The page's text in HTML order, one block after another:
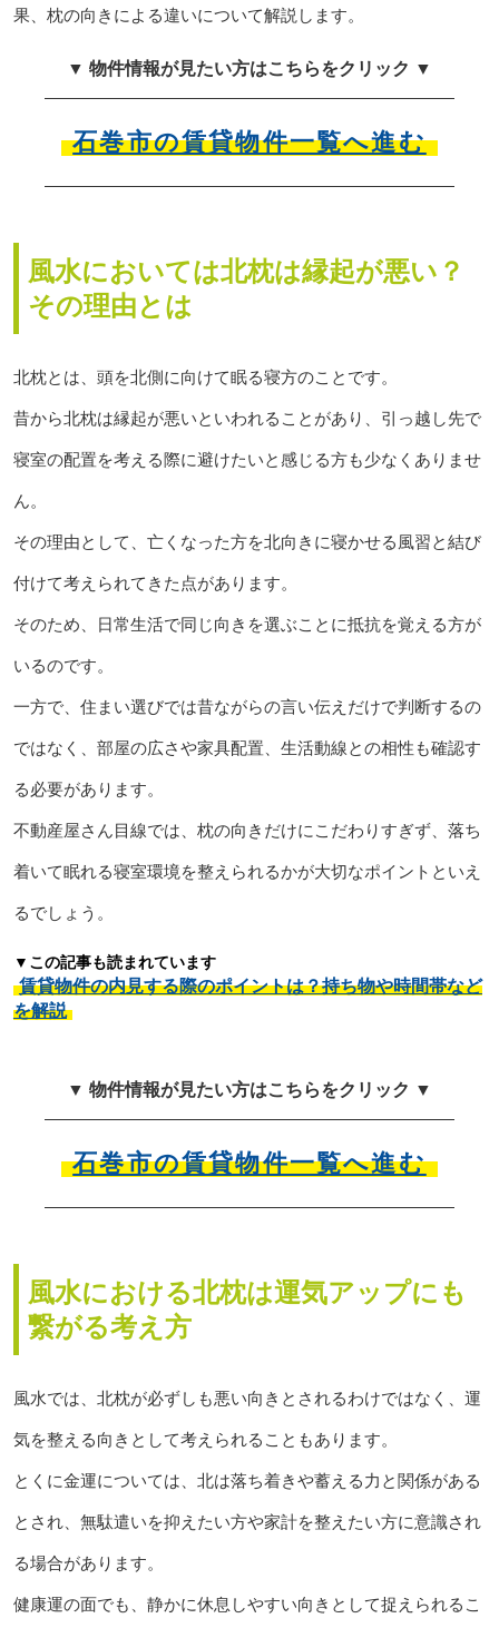
果、枕の向きによる違いについて解説します。
▼ 物件情報が見たい方はこちらをクリック ▼
石巻市の賃貸物件一覧へ進む
風水においては北枕は縁起が悪い？
その理由とは
北枕とは、頭を北側に向けて眠る寝方のことです。
昔から北枕は縁起が悪いといわれることがあり、引っ越し先で
寝室の配置を考える際に避けたいと感じる方も少なくありませ
ん。
その理由として、亡くなった方を北向きに寝かせる風習と結び
付けて考えられてきた点があります。
そのため、日常生活で同じ向きを選ぶことに抵抗を覚える方が
いるのです。
一方で、住まい選びでは昔ながらの言い伝えだけで判断するの
ではなく、部屋の広さや家具配置、生活動線との相性も確認す
る必要があります。
不動産屋さん目線では、枕の向きだけにこだわりすぎず、落ち
着いて眠れる寝室環境を整えられるかが大切なポイントといえ
るでしょう。
▼この記事も読まれています
賃貸物件の内見する際のポイントは？持ち物や時間帯など
を解説
▼ 物件情報が見たい方はこちらをクリック ▼
石巻市の賃貸物件一覧へ進む
風水における北枕は運気アップにも
繋がる考え方
風水では、北枕が必ずしも悪い向きとされるわけではなく、運
気を整える向きとして考えられることもあります。
とくに金運については、北は落ち着きや蓄える力と関係がある
とされ、無駄遣いを抑えたい方や家計を整えたい方に意識され
る場合があります。
健康運の面でも、静かに休息しやすい向きとして捉えられるこ